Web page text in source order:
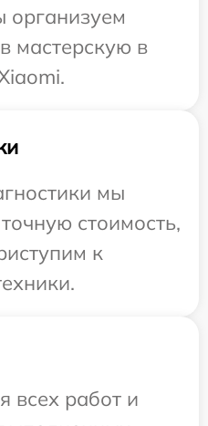
организуем
мастерскую в
мы
стоимость,
к
всех работ и